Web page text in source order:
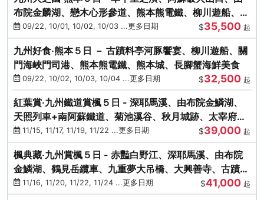
布院金麟湖、戀木心形參道、熊本熊電鐵、柳川遊船、地
獄蒸DIY
09/22, 10/01, 10/02, 10/03 ...更多日期 $35,500 起
九州好食‧熊本５日 － 古蹟料亭河豚饗宴、柳川遊船、關
門海峽門司港、熊本熊電鐵、熊本城、長腳蟹海鮮美食
09/22, 10/02, 10/03, 10/04 ...更多日期 $32,500 起
紅葉賞‧九州鐵道賞楓５日 - 深耶馬溪、由布院金鱗湖、
天照列車+南阿蘇鐵道、菊池溪谷、秋月城跡、太宰府天
滿宮、竈門神社
11/15, 11/17, 11/19, 11/22 ...更多日期 $39,000 起
楓典藏‧九州賞楓５日 - 赤豔白野江、深耶馬溪、由布院
金鱗湖、鶴見岳纜車、九重夢大吊橋、大興善寺、古蹟河
豚+和牛饗宴
11/16, 11/20, 11/22, 11/24 ...更多日期 $41,000 起